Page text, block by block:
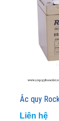
Ắc quy
Liên hệ